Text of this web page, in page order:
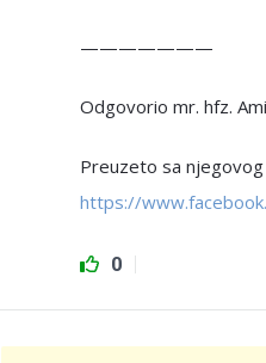
———————
Odgovorio mr. hfz.
Preuzeto sa
https://
0